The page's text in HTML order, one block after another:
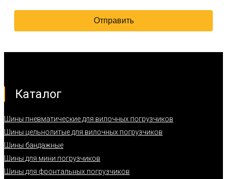
Каталог
Шины пневматические для вилочных погрузчиков
Шины цельнолитые для вилочных погрузчиков
Шины бандажные
Шины для мини погрузчиков
Шины для фронтальных погрузчиков